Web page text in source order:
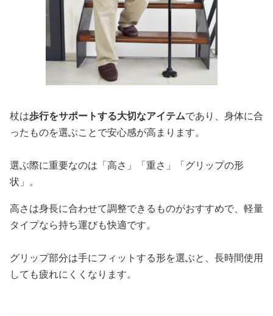
杖は歩行をサポートする大切なアイテムであり、身体に合
ったものを選ぶことで安心感が高まります。
選ぶ際に重要なのは「高さ」「重さ」「グリップの形
状」。
高さは身長に合わせて調整できるものがおすすめで、軽量
タイプなら持ち運びも快適です。
グリップ部分は手にフィットする形を選ぶと、長時間使用
しても疲れにくくなります。